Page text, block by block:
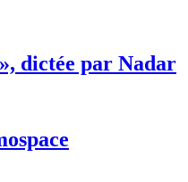
dictée par Nadar